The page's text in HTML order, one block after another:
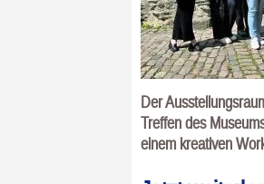
Der
Treffen des
einem kreativen